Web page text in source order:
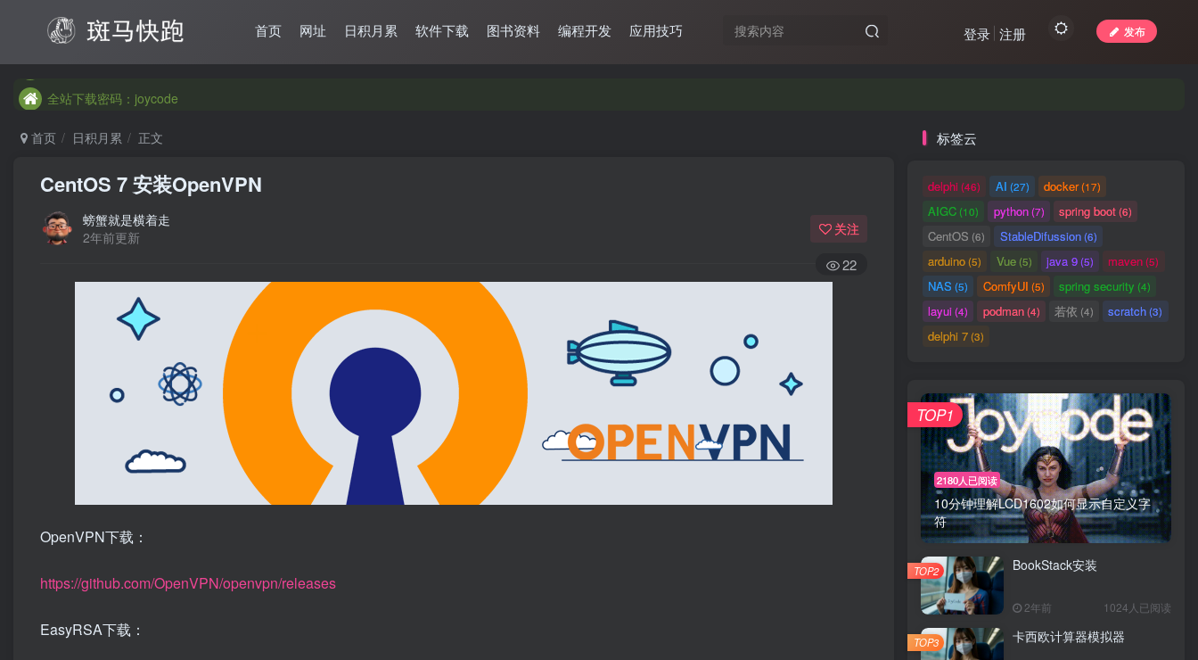
首页 网址 日积月累 软件下载 图书资料 编程开发 应用技巧 发布
登录 注册
全站下载密码：joycode
全站下载密码：joycode
全站下载密码：joycode
首页 日积月累 正文
CentOS 7 安装OpenVPN
螃蟹就是横着走
2年前更新
关注
22
OpenVPN下载：
https://github.com/OpenVPN/openvpn/releases
EasyRSA下载：
标签云
delphi(46) AI (27) docker(17)
AIGC(10) python(7) spring boot(6)
CentOS (6) StableDifussion(6)
arduino(5) Vue(5) java 9(5) maven(5)
NAS (5) ComfyUI (5) spring security (4)
layui(4) podman(4) 若依 (4) scratch(3)
delphi 7(3)
2180人已阅读
10分钟理解LCD1602如何显示自定义字
符
TOP1
BookStack安装
2年前 1024人已阅读
TOP2
卡西欧计算器模拟器
TOP3